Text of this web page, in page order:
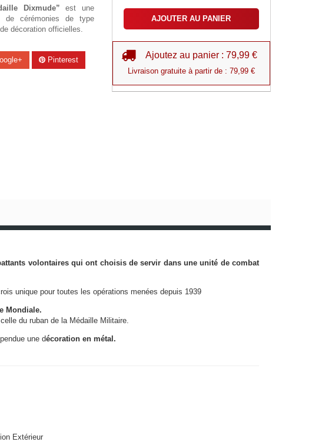
Dixmude” est une
de cérémonies de type
décoration officielles.
Pinterest
AJOUTER AU PANIER
Ajoutez au panier : 79,99 €
Livraison gratuite à partir de : 79,99 €
volontaires qui ont choisis de servir dans une unité de combat
unique pour toutes les opérations menées depuis 1939
Mondiale.
du ruban de la Médaille Militaire.
une décoration en métal.
Extérieur